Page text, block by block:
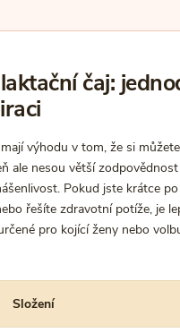
čaj:
výhodu v tom, že si
ale nesou větší
Pokud jste krátce
řešíte zdravotní potíže, je
pro kojící ženy nebo
Složení